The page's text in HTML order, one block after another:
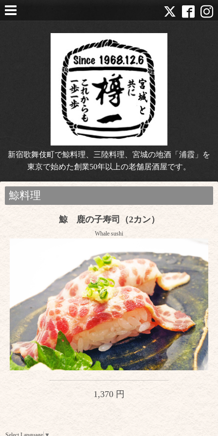
新宿歌舞伎町で鯨料理、三陸料理、宮城の地酒「浦霞」を
東京で始めた創業50年以上の老舗居酒屋です。
鯨料理
鯨 鹿の子寿司（2カン）
Whale sushi
1,370 円